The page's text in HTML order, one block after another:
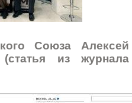
Союза Алексей
из журнала